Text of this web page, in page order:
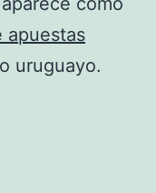
apuestas
uruguayo.